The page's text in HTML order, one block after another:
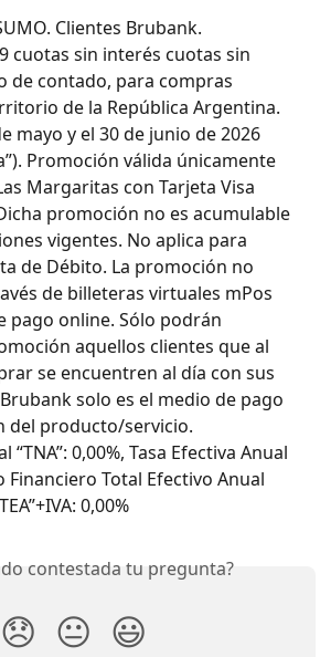
Clientes Brubank.
cuotas sin interés cuotas sin
de contado, para compras
de la República Argentina.
mayo y el 30 de junio de 2026
Promoción válida únicamente
Margaritas con Tarjeta Visa
promoción no es acumulable
vigentes. No aplica para
de Débito. La promoción no
de billeteras virtuales mPos
pago online. Sólo podrán
aquellos clientes que al
se encuentren al día con sus
solo es el medio de pago
del producto/servicio.
“TNA”: 0,00%, Tasa Efectiva Anual
Financiero Total Efectivo Anual
0,00%
contestada tu pregunta?
😞 😐 😃